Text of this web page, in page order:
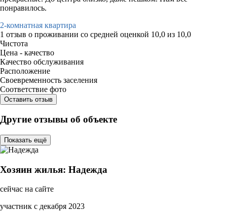
понравилось.
2-комнатная квартира
1 отзыв о проживании со средней оценкой 10,0 из 10,0
Чистота
Цена - качество
Качество обслуживания
Расположение
Своевременность заселения
Соответствие фото
Оставить отзыв
Другие отзывы об объекте
Показать ещё
Хозяин жилья: Надежда
сейчас на сайте
участник с декабря 2023